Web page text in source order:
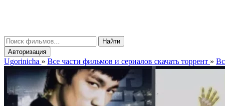
Найти
Авторизация
Ugorinicha » Все части фильмов и сериалов скачать торрент »